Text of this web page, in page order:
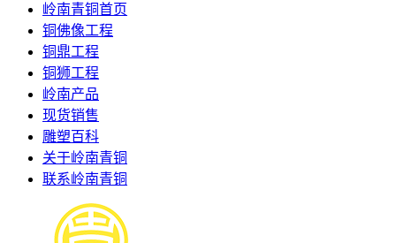
岭南青铜首页
铜佛像工程
铜鼎工程
铜狮工程
岭南产品
现货销售
雕塑百科
关于岭南青铜
联系岭南青铜